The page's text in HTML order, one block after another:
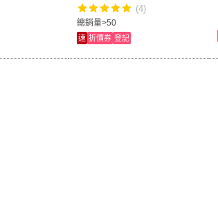
總銷量>50
(4)
速 折價券 登記